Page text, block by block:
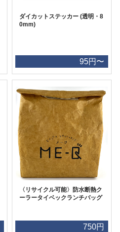
ダイカットステッカー (透明・8
0mm)
95円〜
〈リサイクル可能〉防水断熱ク
ーラータイベックランチバッグ
750円